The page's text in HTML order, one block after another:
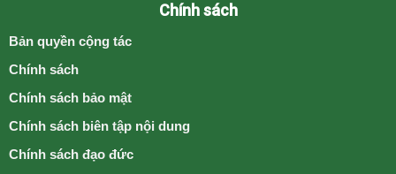
Chính sách
Bản quyền cộng tác
Chính sách
Chính sách bảo mật
Chính sách biên tập nội dung
Chính sách đạo đức